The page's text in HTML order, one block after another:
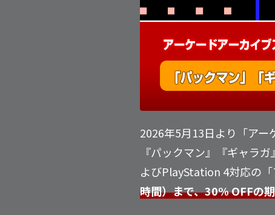
2026年5月13日より「アー
『パックマン』『ギャラ
よびPlayStation 4対応の
時間）まで、30% OFFの